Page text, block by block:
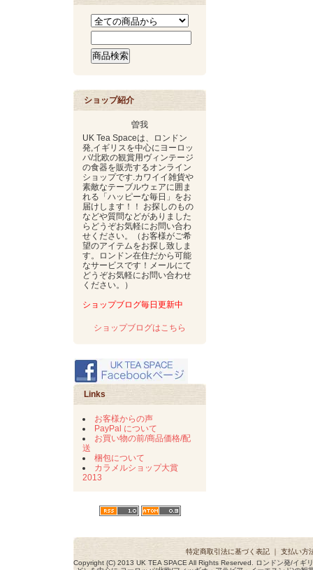
ショップ紹介
曽我
UK Tea Spaceは、ロンドン
発,イギリスを中心にヨーロッ
パ/北欧の観賞用ヴィンテージ
の食器を販売するオンライン
ショップです.カワイイ雑貨や
素敵なテーブルウェアに囲ま
れる「ハッピーな毎日」をお
届けします！！ お探しのもの
などや質問などがありました
らどうぞお気軽にお問い合わ
せください。（お客様がご希
望のアイテムをお探し致しま
す。ロンドン在住だから可能
なサービスです！メールにて
どうぞお気軽にお問い合わせ
ください。）
ショップブログ毎日更新中
ショップブログはこちら
Links
お客様からの声
PayPal について
お買い物の前/商品価格/配
送
梱包について
カラメルショップ大賞
2013
特定商取引法に基づく表記 ｜ 支払い方
Copyright (C) 2013 UK TEA SPACE All Rights Reserved. ロンドン発/イギ